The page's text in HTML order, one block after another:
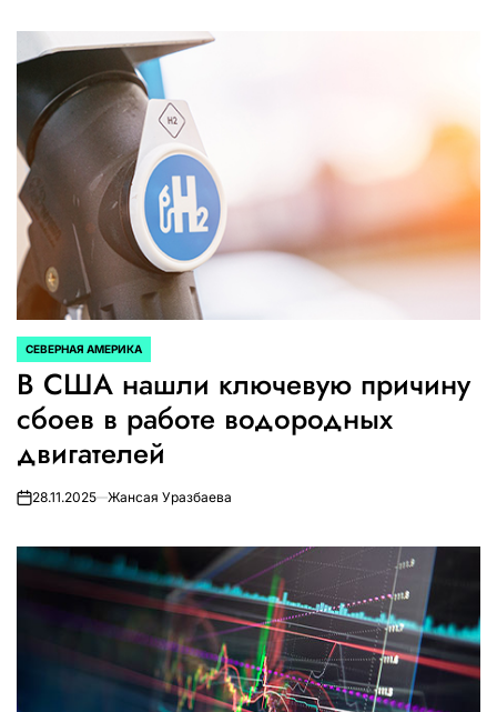
ОПУБЛИКОВАНО
В
СЕВЕРНАЯ АМЕРИКА
В США нашли ключевую причину
сбоев в работе водородных
двигателей
on28.11.2025 Жансая Уразбаева